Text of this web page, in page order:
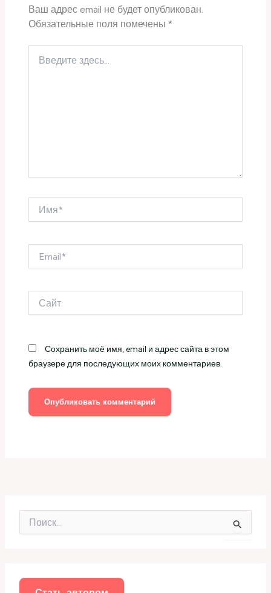
Ваш адрес email не будет опубликован.
Обязательные поля помечены*
здесь...
Сохранить моё имя, email и адрес сайта в этом
браузере для последующих моих комментариев.